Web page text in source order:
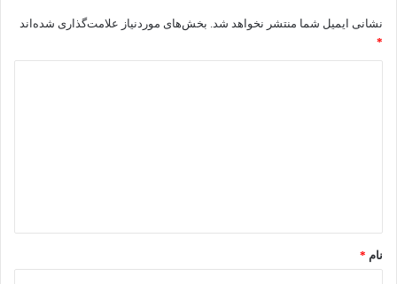
نشانی ایمیل شما منتشر نخواهد شد. بخش‌های موردنیاز علامت‌گذاری شده‌اند
*
*
نام *